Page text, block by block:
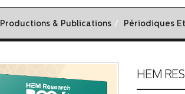
Productions & Publications Périodiques
HEM